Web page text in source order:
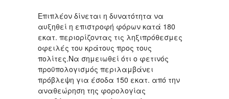
Επιπλέον δίνεται η δυνατότητα να
αυξηθεί η επιστροφή φόρων κατά 180
εκατ. περιορίζοντας τις ληξιπρόθεσμες
οφειλές του κράτους προς τους
πολίτες.Να σημειωθεί ότι ο φετινός
προϋπολογισμός περιλαμβάνει
πρόβλεψη για έσοδα 150 εκατ. από την
αναθεώρηση της φορολογίας